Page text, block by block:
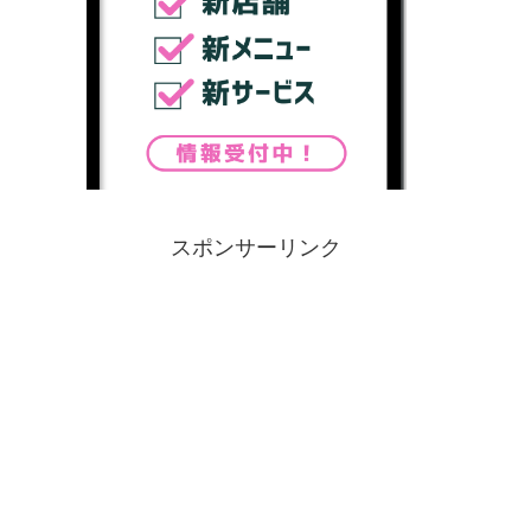
スポンサーリンク